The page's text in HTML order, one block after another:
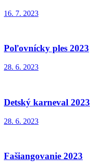
16. 7. 2023
Poľovnícky ples 2023
28. 6. 2023
Detský karneval 2023
28. 6. 2023
Fašiangovanie 2023